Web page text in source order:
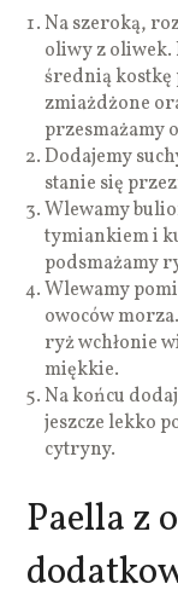
Na szeroką,
oliwy z oliwek.
średnią kostkę
zmiażdżone
przesmażamy
Dodajemy
stanie się
Wlewamy
tymiankiem i
podsmażamy
Wlewamy
owoców
ryż wchłonie
miękkie.
Na końcu
jeszcze lekko
cytryny.
Paella z